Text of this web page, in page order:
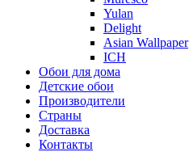
Yulan
Delight
Asian Wallpaper
ICH
Обои для дома
Детские обои
Производители
Страны
Доставка
Контакты